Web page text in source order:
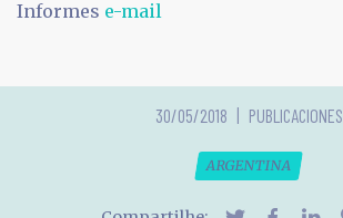
Informes e-mail
30/05/2018 PUBLICACIONES
ARGENTINA